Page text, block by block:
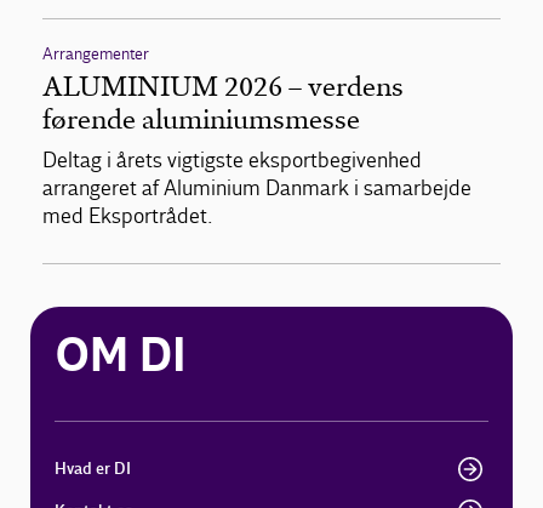
Arrangementer
ALUMINIUM 2026 – verdens
førende aluminiumsmesse
Deltag i årets vigtigste eksportbegivenhed
arrangeret af Aluminium Danmark i samarbejde
med Eksportrådet.
OM DI
Hvad er DI